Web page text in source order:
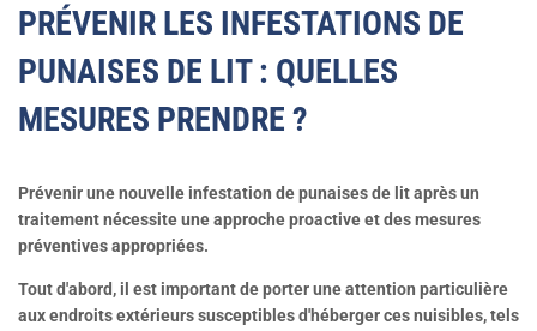
PRÉVENIR LES INFESTATIONS DE
PUNAISES DE LIT : QUELLES
MESURES PRENDRE ?
Prévenir une nouvelle infestation de punaises de lit après un
traitement nécessite une approche proactive et des mesures
préventives appropriées.
Tout d'abord, il est important de porter une attention particulière
aux endroits extérieurs susceptibles d'héberger ces nuisibles, tels